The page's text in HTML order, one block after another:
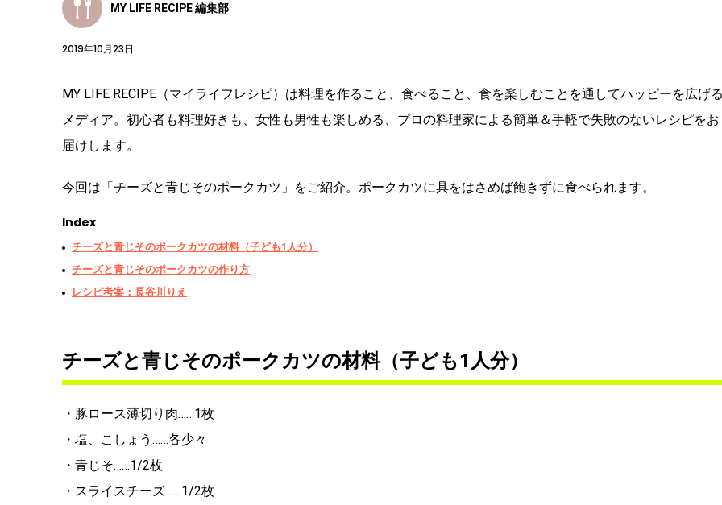
MY LIFE RECIPE 編集部
2019年10月23日
MY LIFE RECIPE（マイライフレシピ）は料理を作ること、食べること、食を楽しむことを通してハッピーを広げ
メディア。初心者も料理好きも、女性も男性も楽しめる、プロの料理家による簡単＆手軽で失敗のないレシピをお
届けします。
今回は「チーズと青じそのポークカツ」をご紹介。ポークカツに具をはさめば飽きずに食べられます。
Index
チーズと青じそのポークカツの材料（子ども1人分）
チーズと青じそのポークカツの作り方
レシピ考案：長谷川りえ
チーズと青じそのポークカツの材料（子ども1人分）
・豚ロース薄切り肉……1枚
・塩、こしょう……各少々
・青じそ……1/2枚
・スライスチーズ……1/2枚